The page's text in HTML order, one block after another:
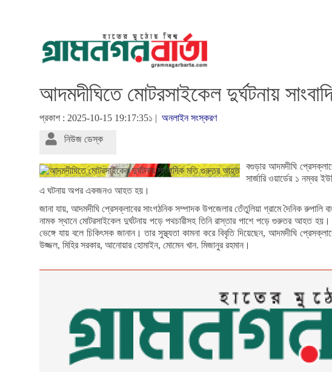
আদমদীঘিতে মোটরসাইকেল দুর্ঘটনায়
প্রকাশ : 2025-10-15 19:17:35১ | অনলাইন সংস্করণ
নিউজ ডেস্ক
বগুড়ার আদমদীঘি
সার্জারি ওয়ার্ডের ১ নম্বর
এ ঘটনায় অপর একজনও আহত হয়।
জানা যায়, আদমদীঘি প্রেসক্লাবের সাংগঠনিক সম্পাদক উপজেলার তেঁতুলিয়া গ্রামে দৈনিক
নামক স্থানে মোটরসাইকেল দুর্ঘটনায় পড়ে পথচারীসহ তিনি রাস্তার পাশে পড়ে গুরুতর আহত
ভেঙ্গে যায় বলে চিকিৎসক জানান। তার সুস্থ্যতা কামনা করে বিবৃতি দিয়েছেন, আদমদীঘি
উজ্জল, মিহির সরকার, আনোয়ার হোমাইন, মোমেন খান. মিজানুর রহমান।